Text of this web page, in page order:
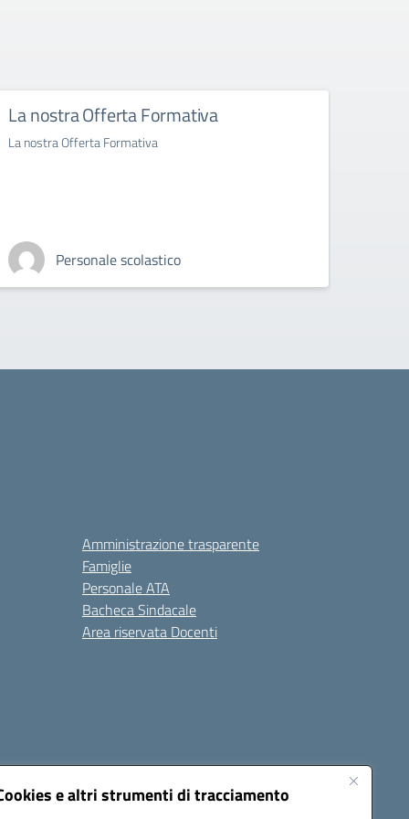
e altri strumenti di tracciamento
La nostra Offerta Formativa
La nostra Offerta Formativa
Personale scolastico
Amministrazione trasparente
Famiglie
Personale ATA
Bacheca Sindacale
Area riservata Docenti